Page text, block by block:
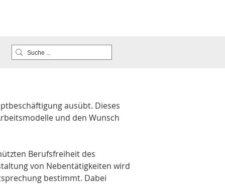
ausübt. Dieses
und den Wunsch
Berufsfreiheit des
von Nebentätigkeiten wird
bestimmt. Dabei